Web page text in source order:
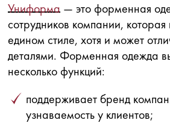
Униформа — это форменная
сотрудников компании, которая
едином стиле, хотя и может
деталями. Форменная одежда
несколько функций:
поддерживает бренд
узнаваемость у клиентов;